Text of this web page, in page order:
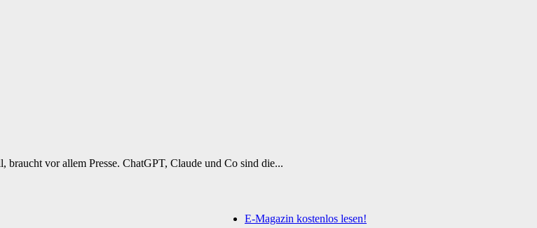
vor allem Presse. ChatGPT, Claude und Co sind die...
E-Magazin kostenlos lesen!